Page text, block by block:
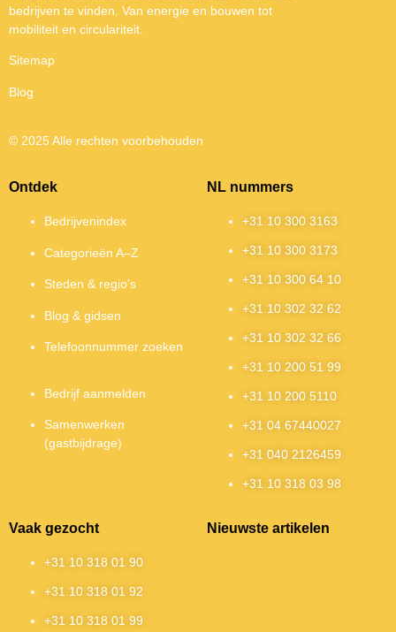
bedrijven te vinden. Van energie en bouwen tot
mobiliteit en circulariteit.
Sitemap
Blog
© 2025 Alle rechten voorbehouden
Ontdek
Bedrijvenindex
Categorieën A–Z
Steden & regio’s
Blog & gidsen
Telefoonnummer zoeken
Bedrijf aanmelden
Samenwerken
(gastbijdrage)
NL nummers
+31 10 300 3163
+31 10 300 3173
+31 10 300 64 10
+31 10 302 32 62
+31 10 302 32 66
+31 10 200 51 99
+31 10 200 5110
+31 04 67440027
+31 040 2126459
+31 10 318 03 98
Vaak gezocht
+31 10 318 01 90
+31 10 318 01 92
+31 10 318 01 99
Nieuwste artikelen